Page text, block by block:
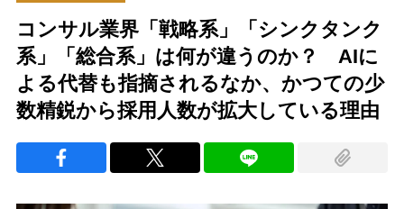
コンサル業界「戦略系」「シンクタンク
系」「総合系」は何が違うのか？ AIに
よる代替も指摘されるなか、かつての少
数精鋭から採用人数が拡大している理由